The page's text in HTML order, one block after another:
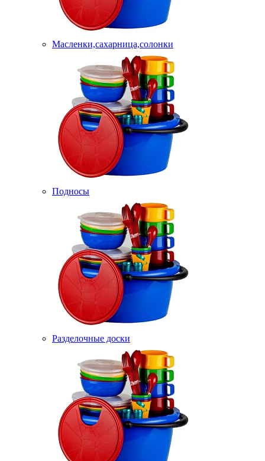
Масленки,сахарница,солонки
Подносы
Разделочные доски